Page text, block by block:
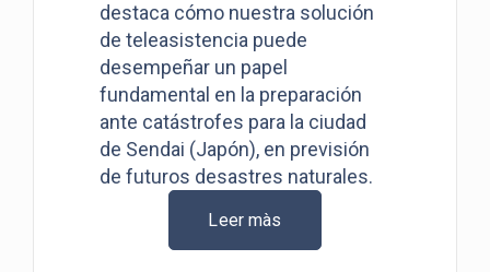
destaca cómo nuestra solución
de teleasistencia puede
desempeñar un papel
fundamental en la preparación
ante catástrofes para la ciudad
de Sendai (Japón), en previsión
de futuros desastres naturales.
Leer màs